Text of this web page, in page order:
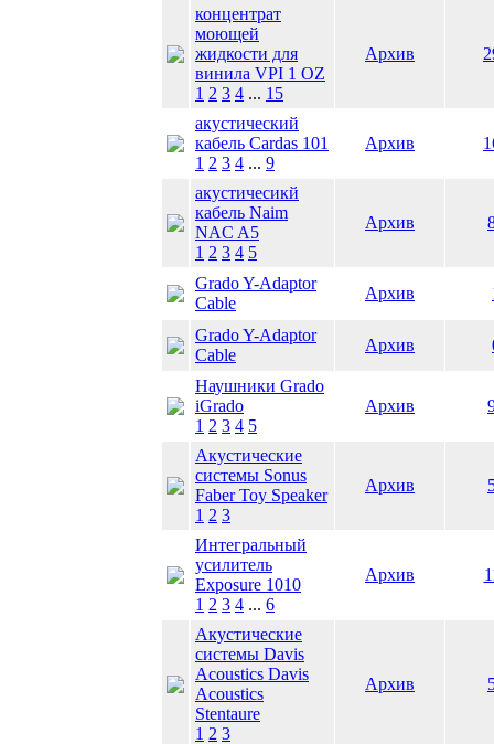
концентрат
моющей
жидкости для
винила VPI 1 OZ
1 2 3 4 ... 15
Архив
акустический
кабель Cardas 101
1 2 3 4 ... 9
Архив
акустичесикй
кабель Naim
NAC A5
1 2 3 4 5
Архив
Grado Y-Adaptor
Cable
Архив
Grado Y-Adaptor
Cable
Архив
Наушники Grado
iGrado
1 2 3 4 5
Архив
Акустические
системы Sonus
Faber Toy Speaker
1 2 3
Архив
Интегральный
усилитель
Exposure 1010
1 2 3 4 ... 6
Архив
Акустические
системы Davis
Acoustics Davis
Acoustics
Stentaure
1 2 3
Архив